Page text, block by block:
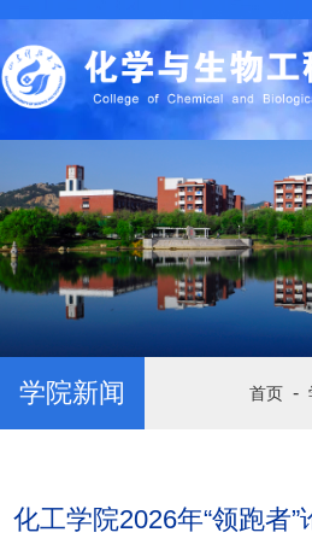
学院新闻 首页 -
化工学院2026年“领跑者